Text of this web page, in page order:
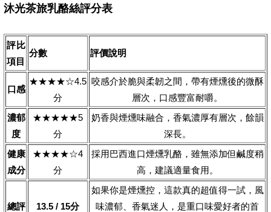
沐光茶旅乳酪絲評分表
評比
項目
分數 評價說明
口感
★★★★☆4.5
分
咬感介於脆與柔韌之間，帶有煙燻後的微酥
層次，口感豐富耐嚼。
濃郁
度
★★★★★5
分
奶香與煙燻味融合，香氣濃厚有層次，餘韻
深長。
健康
成分
★★★★☆4
分
採用巴西進口煙燻乳酪，雖無添加但鹹度稍
高，建議適量食用。
總評 13.5 / 15分
如果你是煙燻控，這款真的超值得一試，風
味濃郁、香氣迷人，是重口味愛好者的首